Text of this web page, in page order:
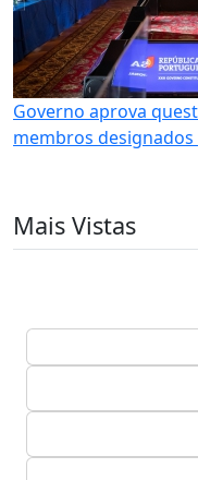
Governo aprova
membros
Mais Vistas